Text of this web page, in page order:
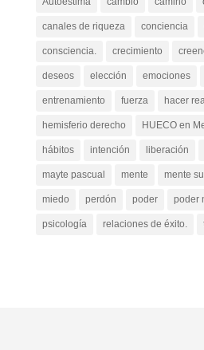
canales de riqueza conciencia
consciencia. crecimiento
deseos elección emociones
entrenamiento fuerza hacer
hemisferio derecho HUECO en
hábitos intención liberación
mayte pascual mente mente
miedo perdón poder poder
psicología relaciones de éxito.